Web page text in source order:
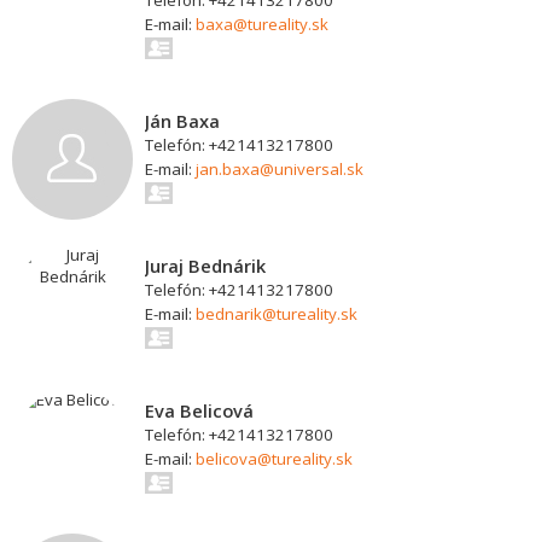
E-mail: baxa@tureality.sk
Ján Baxa
Telefón: +421413217800
E-mail: jan.baxa@universal.sk
Juraj Bednárik
Telefón: +421413217800
E-mail: bednarik@tureality.sk
Eva Belicová
Telefón: +421413217800
E-mail: belicova@tureality.sk